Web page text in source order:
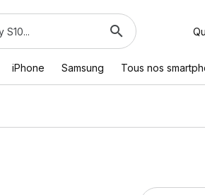
iPhone Samsung Tous nos